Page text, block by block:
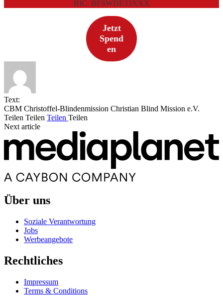
BIC: BFSWDE33XXX
Jetzt
Spend
en
Text:
CBM Christoffel-Blindenmission Christian Blind Mission e.V.
Teilen Teilen Teilen Teilen
Next article
Über uns
Soziale Verantwortung
Jobs
Werbeangebote
Rechtliches
Impressum
Terms & Conditions